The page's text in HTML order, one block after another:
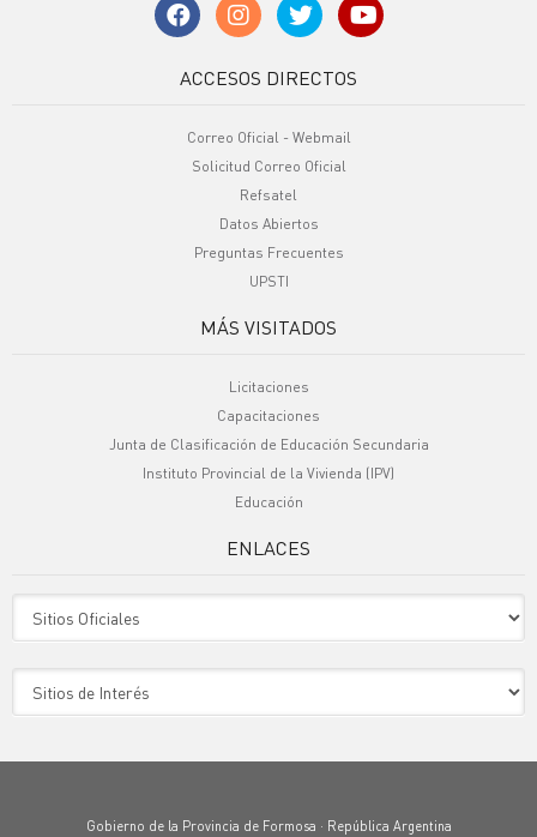
ACCESOS DIRECTOS
Correo Oficial - Webmail
Solicitud Correo Oficial
Refsatel
Datos Abiertos
Preguntas Frecuentes
UPSTI
MÁS VISITADOS
Licitaciones
Capacitaciones
Junta de Clasificación de Educación Secundaria
Instituto Provincial de la Vivienda (IPV)
Educación
ENLACES
Gobierno de la Provincia de Formosa · República Argentina